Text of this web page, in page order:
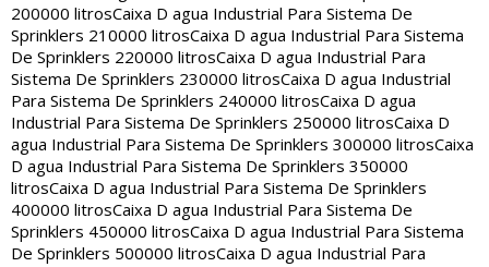
200000 litrosCaixa D agua Industrial Para Sistema De
Sprinklers 210000 litrosCaixa D agua Industrial Para Sistema
De Sprinklers 220000 litrosCaixa D agua Industrial Para
Sistema De Sprinklers 230000 litrosCaixa D agua Industrial
Para Sistema De Sprinklers 240000 litrosCaixa D agua
Industrial Para Sistema De Sprinklers 250000 litrosCaixa D
agua Industrial Para Sistema De Sprinklers 300000 litrosCaixa
D agua Industrial Para Sistema De Sprinklers 350000
litrosCaixa D agua Industrial Para Sistema De Sprinklers
400000 litrosCaixa D agua Industrial Para Sistema De
Sprinklers 450000 litrosCaixa D agua Industrial Para Sistema
De Sprinklers 500000 litrosCaixa D agua Industrial Para